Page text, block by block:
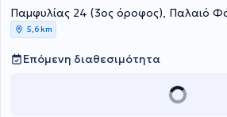
προσωπικές σχέσεις, η
γυναικών στην εμμηνόπαυση και οι ομάδες
προσωπικής ανάπτυξης.
Παμφυλίας 24 (3ος όροφος), Παλαιό
5,6 km
Επόμενη διαθεσιμότητα